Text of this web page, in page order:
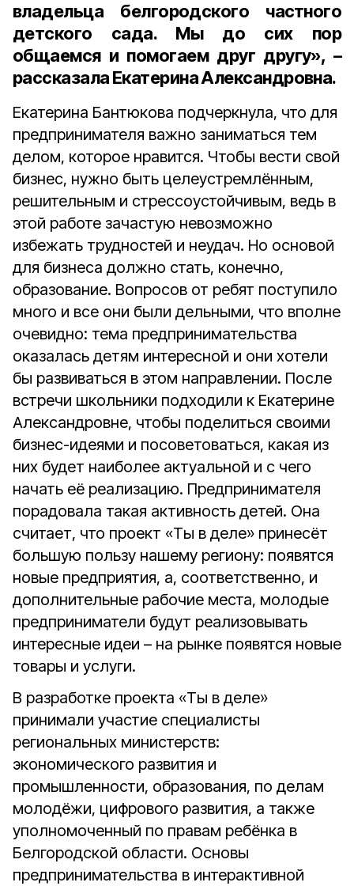
владельца белгородского частного
детского сада. Мы до сих пор
общаемся и помогаем друг другу», –
рассказала Екатерина Александровна.
Екатерина Бантюкова подчеркнула, что для
предпринимателя важно заниматься тем
делом, которое нравится. Чтобы вести свой
бизнес, нужно быть целеустремлённым,
решительным и стрессоустойчивым, ведь в
этой работе зачастую невозможно
избежать трудностей и неудач. Но основой
для бизнеса должно стать, конечно,
образование. Вопросов от ребят поступило
много и все они были дельными, что вполне
очевидно: тема предпринимательства
оказалась детям интересной и они хотели
бы развиваться в этом направлении. После
встречи школьники подходили к Екатерине
Александровне, чтобы поделиться своими
бизнес-идеями и посоветоваться, какая из
них будет наиболее актуальной и с чего
начать её реализацию. Предпринимателя
порадовала такая активность детей. Она
считает, что проект «Ты в деле» принесёт
большую пользу нашему региону: появятся
новые предприятия, а, соответственно, и
дополнительные рабочие места, молодые
предприниматели будут реализовывать
интересные идеи – на рынке появятся новые
товары и услуги.
В разработке проекта «Ты в деле»
принимали участие специалисты
региональных министерств:
экономического развития и
промышленности, образования, по делам
молодёжи, цифрового развития, а также
уполномоченный по правам ребёнка в
Белгородской области. Основы
предпринимательства в интерактивной